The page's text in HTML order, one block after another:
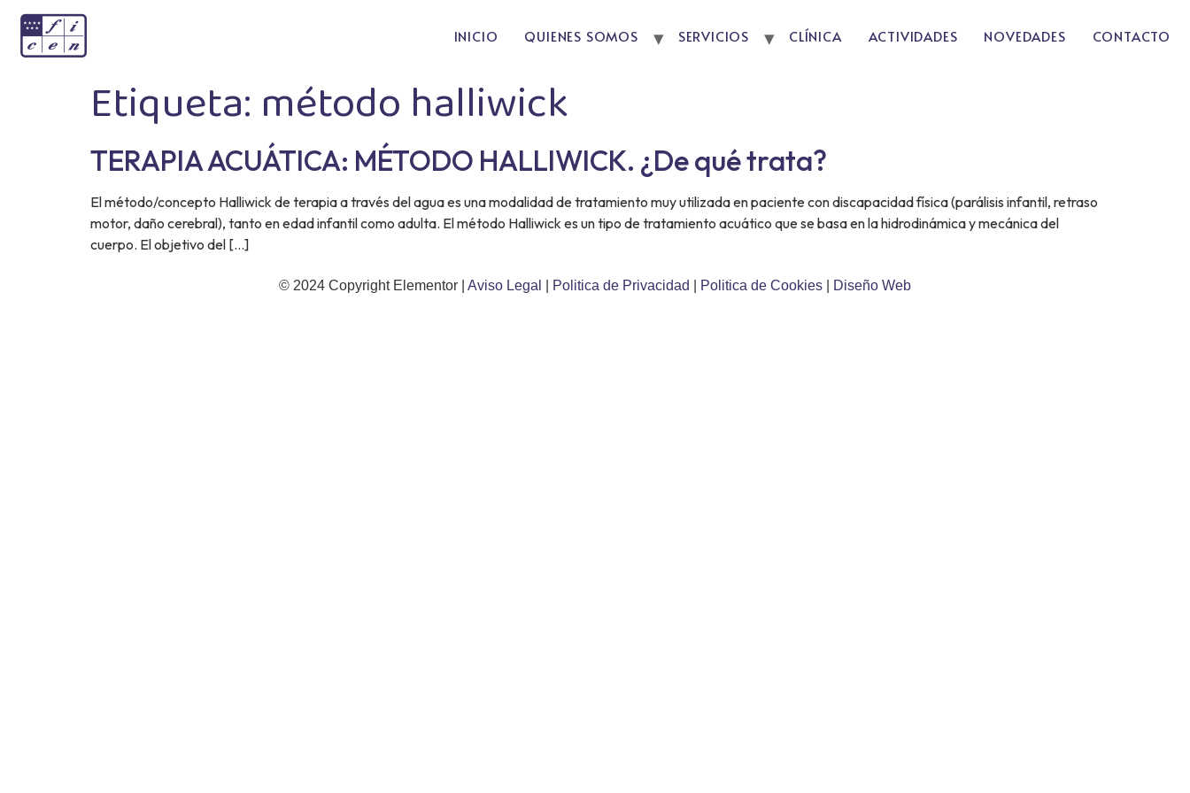
INICIO QUIENES SOMOS SERVICIOS CLÍNICA ACTIVIDADES NOVEDADES CONTACTO
Etiqueta: método halliwick
TERAPIA ACUÁTICA: MÉTODO HALLIWICK. ¿De qué trata?
El método/concepto Halliwick de terapia a través del agua es una modalidad de tratamiento muy utilizada en paciente con discapacidad física (parálisis infantil, retraso
motor, daño cerebral), tanto en edad infantil como adulta. El método Halliwick es un tipo de tratamiento acuático que se basa en la hidrodinámica y mecánica del
cuerpo. El objetivo del […]
© 2024 Copyright Elementor | Aviso Legal Politica de Privacidad Politica de Cookies Diseño Web